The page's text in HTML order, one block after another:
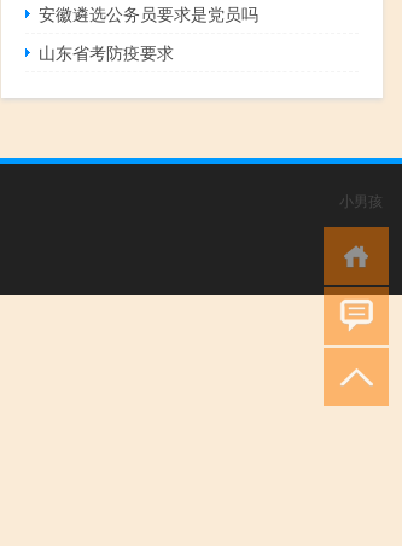
安徽遴选公务员要求是党员吗
山东省考防疫要求
小男孩